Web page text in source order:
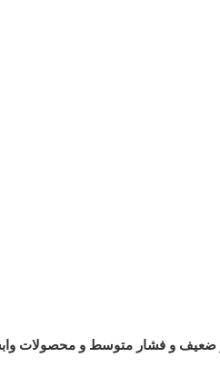
ضعیف و فشار متوسط و محصولات